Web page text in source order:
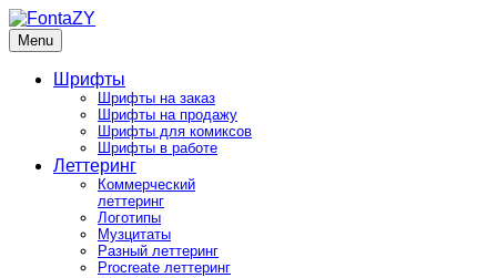
Skip
to
content
FontaZY
Fonts and pictures by Zakhar Yaschin
Menu
Шрифты
Шрифты на заказ
Шрифты на продажу
Шрифты для комиксов
Шрифты в работе
Леттеринг
Коммерческий
леттеринг
Логотипы
Музцитаты
Разный леттеринг
Procreate леттеринг